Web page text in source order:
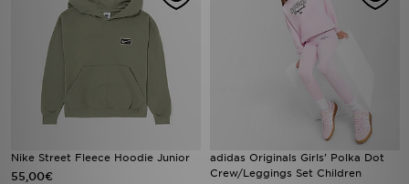
Nike Street Fleece Hoodie Junior
55,00€
adidas Originals Girls' Polka Dot
Crew/Leggings Set Children